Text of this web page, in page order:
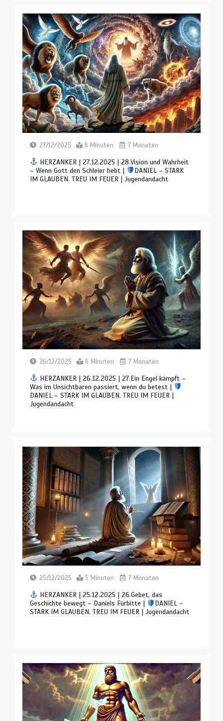
27/12/2025 6 Minuten 7 Monaten
HERZANKER | 27.12.2025 | 28.Vision und Wahrheit
– Wenn Gott den Schleier hebt |
DANIEL – STARK
IM GLAUBEN. TREU IM FEUER | Jugendandacht
26/12/2025 6 Minuten 7 Monaten
HERZANKER | 26.12.2025 | 27.Ein Engel kämpft –
Was im Unsichtbaren passiert, wenn du betest |
DANIEL – STARK IM GLAUBEN. TREU IM FEUER |
Jugendandacht
25/12/2025 5 Minuten 7 Monaten
HERZANKER | 25.12.2025 | 26.Gebet, das
Geschichte bewegt – Daniels Fürbitte |
DANIEL –
STARK IM GLAUBEN. TREU IM FEUER | Jugendandacht